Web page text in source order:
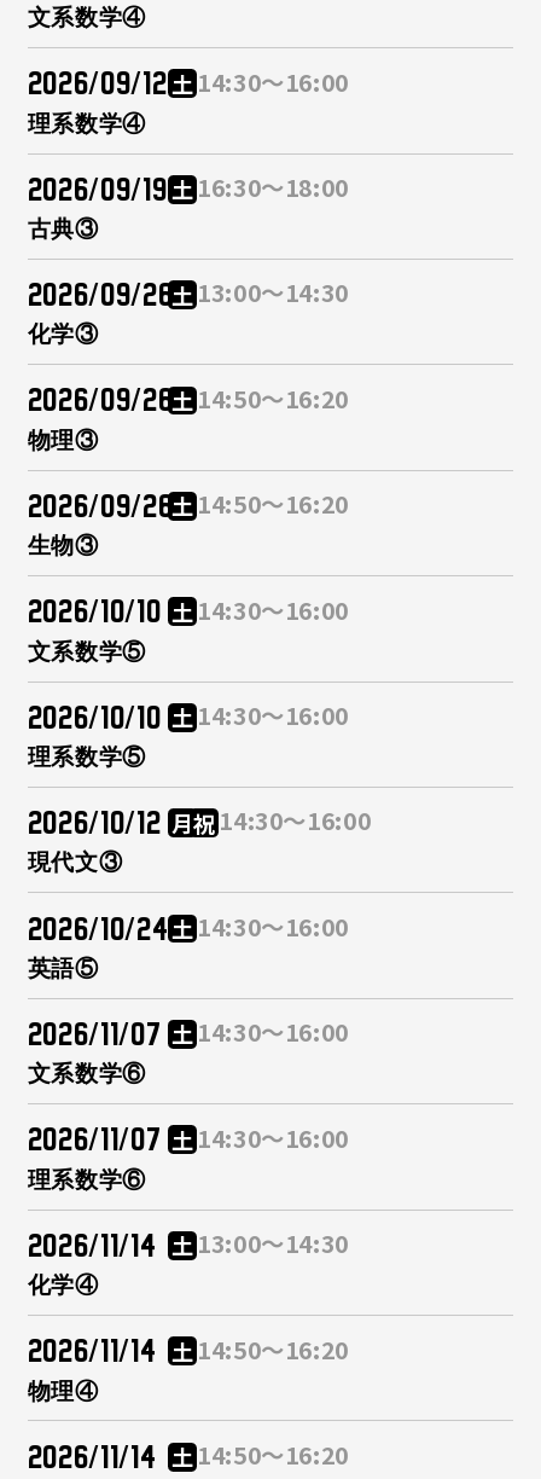
文系数学④
2026/09/12土14:30～16:00
理系数学④
2026/09/19土16:30～18:00
古典③
2026/09/26土13:00～14:30
化学③
2026/09/26土14:50～16:20
物理③
2026/09/26土14:50～16:20
生物③
2026/10/10 土14:30～16:00
文系数学⑤
2026/10/10 土14:30～16:00
理系数学⑤
2026/10/12 月祝14:30～16:00
現代文③
2026/10/24土14:30～16:00
英語⑤
2026/11/07 土14:30～16:00
文系数学⑥
2026/11/07 土14:30～16:00
理系数学⑥
2026/11/14 土13:00～14:30
化学④
2026/11/14 土14:50～16:20
物理④
2026/11/14 土14:50～16:20